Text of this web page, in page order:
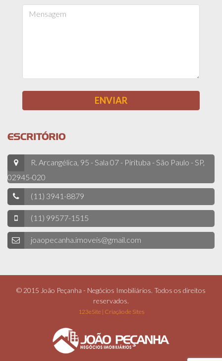
ESCRITÓRIO
R. Arcangélica, 95 - Sala 07 - Pirituba - São Paulo - SP,
02945-020
(11) 3941-8879
(11) 99577-1515
joaopecanha.imoveis@gmail.com
© 2015 João Peçanha - Negócios Imobiliários. Todos os direitos
reservados.
123eSite | Criação de Sites